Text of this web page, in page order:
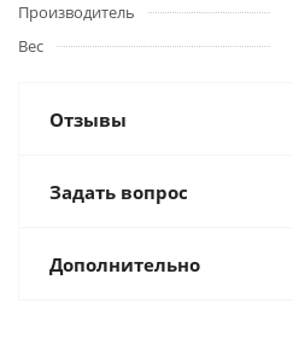
Производитель
Вес
Отзывы
Задать вопрос
Дополнительно